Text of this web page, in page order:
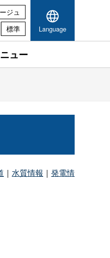
ジュ
標準 Language
ュー
｜ 水質情報 ｜ 発電情